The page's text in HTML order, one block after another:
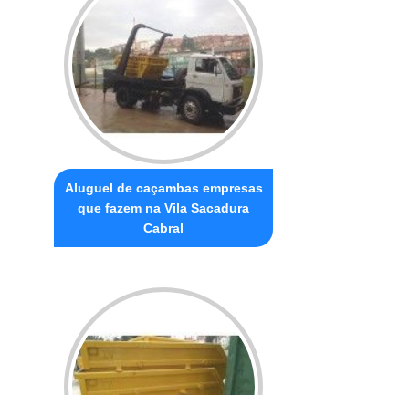
Aluguel de caçambas empresas
que fazem na Vila Sacadura
Cabral